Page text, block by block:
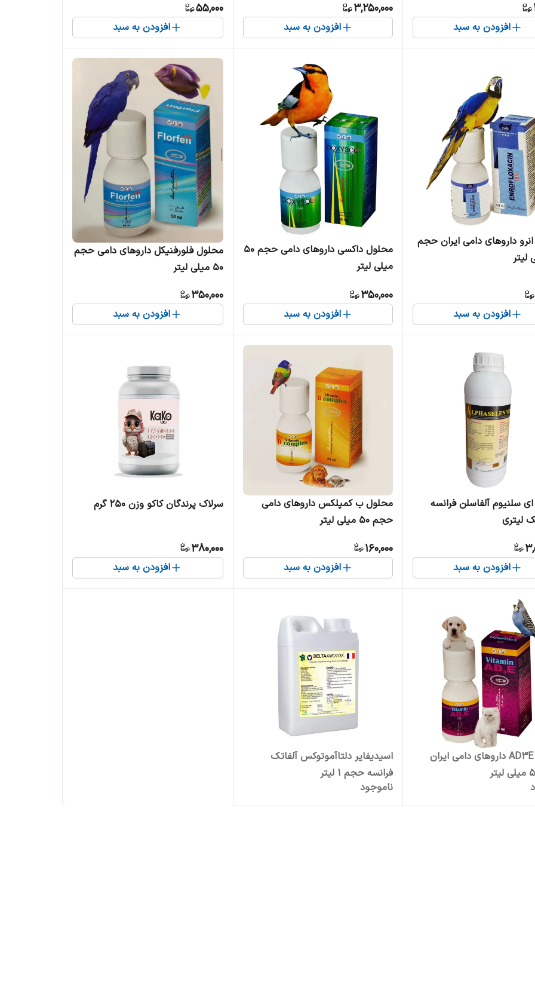
افزودن به سبد
3,250,000
افزودن به سبد
55,000
افزودن به سبد
داروهای دامی ایران حجم
افزودن به سبد
محلول داکسی داروهای دامی حجم 50
میلی لیتر
350,000
افزودن به سبد
محلول فلورفنیکل داروهای دامی حجم
50 میلی لیتر
350,000
افزودن به سبد
سلنیوم آلفاسلن فرانسه
لیتری
افزودن به سبد
محلول ب کمپلکس داروهای دامی
حجم 50 میلی لیتر
160,000
افزودن به سبد
سرلاک پرندگان کاکو وزن 250 گرم
380,000
افزودن به سبد
محلول AD3E داروهای دامی ایران
اسیدیفایر دلتاآموتوکس آلفاتک
فرانسه حجم 1 لیتر
ناموجود